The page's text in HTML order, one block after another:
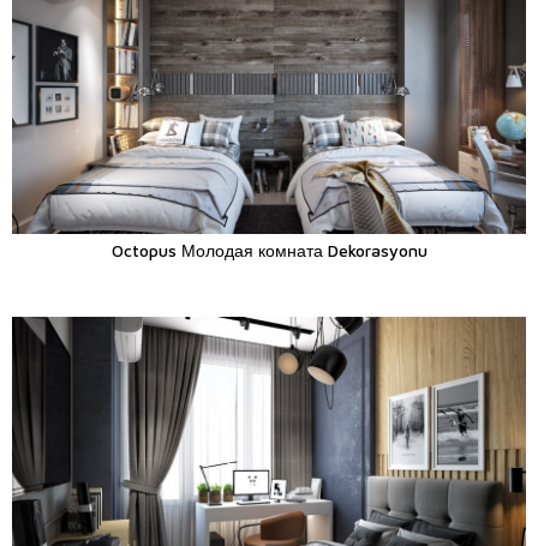
Octopus Молодая комната Dekorasyonu